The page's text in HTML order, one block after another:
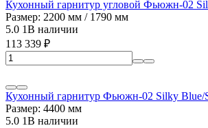
Кухонный гарнитур угловой Фьюжн-02
Размер: 2200 мм / 1790 мм
5.0 1В наличии
113 339 ₽
Кухонный гарнитур Фьюжн-02 Silky Blue/
Размер: 4400 мм
5.0 1В наличии